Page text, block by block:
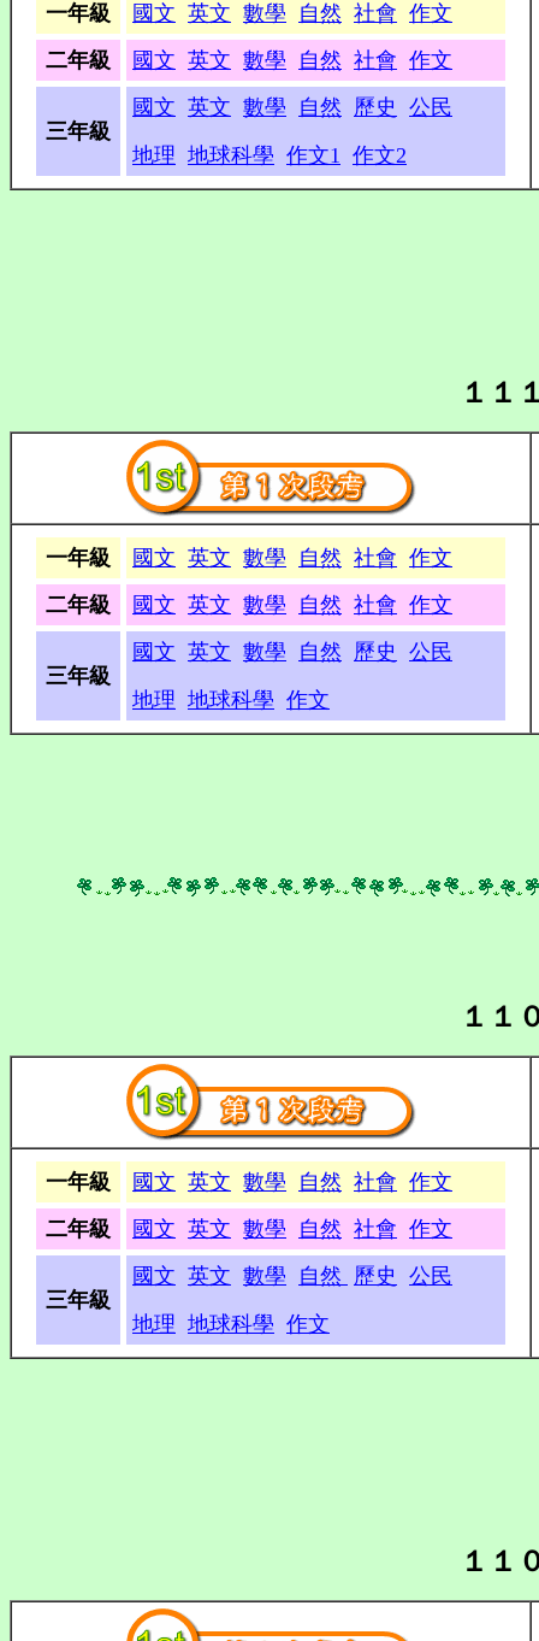
一年級 國文 英文 數學 自然 社會 作文
二年級
國文 英文 數學 自然 社會 作文
三年級
國文 英文 數學 自然 歷史
公民
地理 地球科學 作文1 作文2
１１
一年級 國文 英文 數學 自然 社會 作文
二年級
國文 英文 數學 自然 社會 作文
三年級
國文 英文 數學 自然 歷史
公民
地理 地球科學 作文
１１
一年級 國文 英文 數學 自然 社會 作文
二年級
國文 英文 數學 自然 社會 作文
三年級
國文 英文 數學 自然 歷史
公民
地理 地球科學 作文
１１